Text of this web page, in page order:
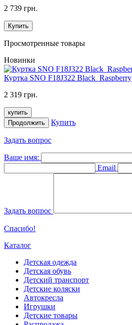
2 739 грн.
Купить
Просмотренные товары
Новинки
Куртка SNO F18J322 Black_Raspberry
2 319 грн.
купить
Продолжить
Купить
Задать вопрос
Ваше имя:
Email
Задать вопрос
Спасибо!
Каталог
Детская одежда
Детская обувь
Детский транспорт
Детские коляски
Автокресла
Игрушки
Детские товары